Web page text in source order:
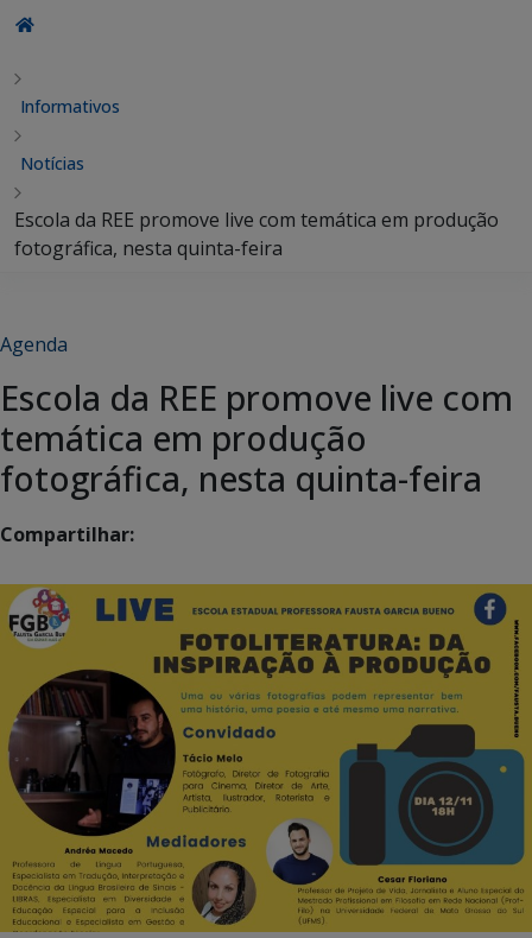
Informativos
Notícias
Escola da REE promove live com temática em produção
fotográfica, nesta quinta-feira
Agenda
Escola da REE promove live com
temática em produção
fotográfica, nesta quinta-feira
Compartilhar: